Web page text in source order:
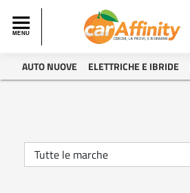
AUTO NUOVE ELETTRICHE E IBRIDE